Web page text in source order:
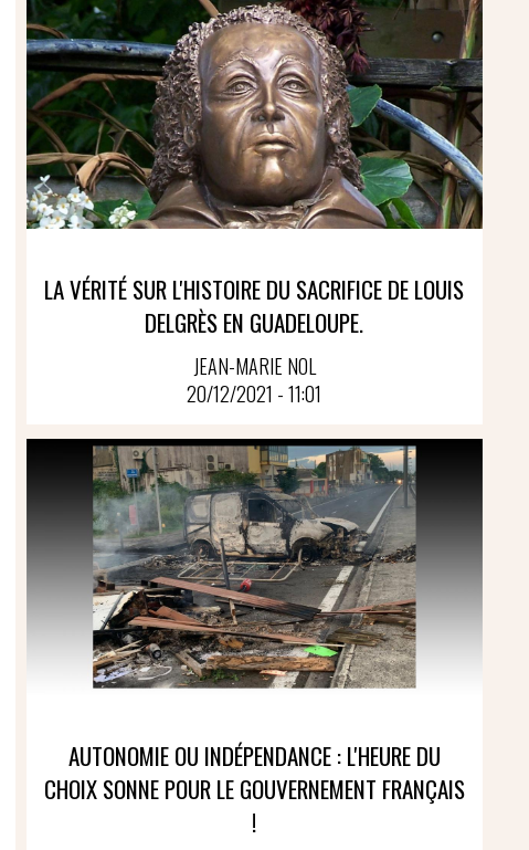
LA VÉRITÉ SUR L'HISTOIRE DU SACRIFICE DE LOUIS
DELGRÈS EN GUADELOUPE.
JEAN-MARIE NOL
20/12/2021 - 11:01
AUTONOMIE OU INDÉPENDANCE : L'HEURE DU
CHOIX SONNE POUR LE GOUVERNEMENT FRANÇAIS
!